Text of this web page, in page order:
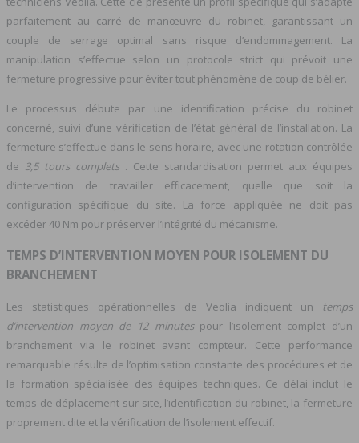
parfaitement au carré de manœuvre du robinet, garantissant un
couple de serrage optimal sans risque d’endommagement. La
manipulation s’effectue selon un protocole strict qui prévoit une
fermeture progressive pour éviter tout phénomène de coup de bélier.
Le processus débute par une identification précise du robinet
concerné, suivi d’une vérification de l’état général de l’installation. La
fermeture s’effectue dans le sens horaire, avec une rotation contrôlée
de 3,5 tours complets . Cette standardisation permet aux équipes
d’intervention de travailler efficacement, quelle que soit la
configuration spécifique du site. La force appliquée ne doit pas
excéder 40 Nm pour préserver l’intégrité du mécanisme.
TEMPS D’INTERVENTION MOYEN POUR ISOLEMENT DU
BRANCHEMENT
Les statistiques opérationnelles de Veolia indiquent un
temps
d’intervention moyen de 12 minutes pour l’isolement complet d’un
branchement via le robinet avant compteur. Cette performance
remarquable résulte de l’optimisation constante des procédures et de
la formation spécialisée des équipes techniques. Ce délai inclut le
temps de déplacement sur site, l’identification du robinet, la fermeture
proprement dite et la vérification de l’isolement effectif.